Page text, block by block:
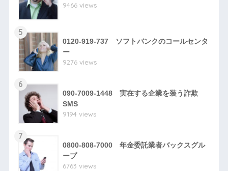
9466 views
5
0120-919-737 ソフトバンクのコールセンタ
ー
9276 views
6
090-7009-1448 実在する企業を装う詐欺
SMS
9194 views
7
0800-808-7000 年金委託業者バックスグル
ープ
6763 views